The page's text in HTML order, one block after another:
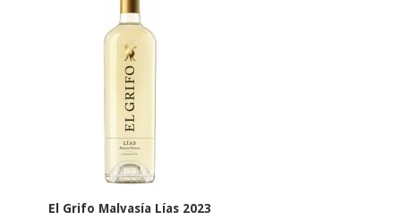
El Grifo Malvasía Lías 2023